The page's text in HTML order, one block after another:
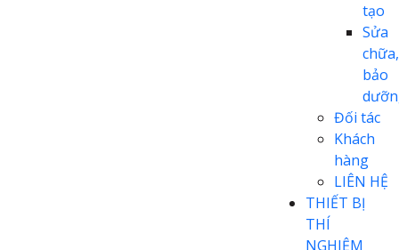
tạo
Sửa
chữa,
bảo
Đối tác
Khách
hàng
LIÊN HỆ
THIẾT BỊ
THÍ
NGHIỆM